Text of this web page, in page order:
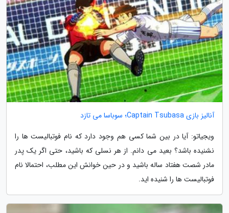
آنالیز بازی Captain Tsubasa؛ سوباسا می تازد
ویجیاتو: آیا در بین شما کسی هم وجود دارد که نام فوتبالیست ها را
نشنیده باشد؟ بعید می دانم. از هر نسلی که باشید، حتی اگر یک پدر
مادر شصت هفتاد ساله باشید و در حین خوانش این مطلب، احتمالا نام
فوتبالیست ها را شنیده اید.